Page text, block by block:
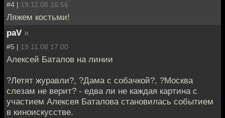
#4 | 19.11.08 16:56
Ляжем костьми!
paV »
#5 | 19.11.08 17:00
Алексей Баталов на линии
?Летят журавли?, ?Дама с собачкой?, ?Москва
слезам не верит? - едва ли не каждая картина с
участием Алексея Баталова становилась событием
в киноискусстве.